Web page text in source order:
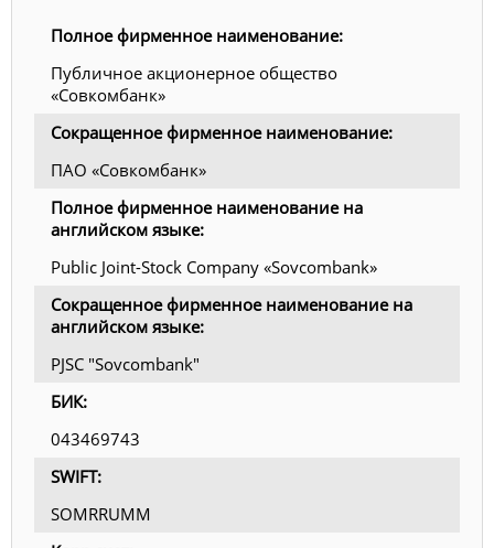
Полное фирменное наименование:
Публичное акционерное общество
«Совкомбанк»
Сокращенное фирменное наименование:
ПАО «Совкомбанк»
Полное фирменное наименование на
английском языке:
Public Joint-Stock Company «Sovcombank»
Сокращенное фирменное наименование на
английском языке:
PJSC "Sovcombank"
БИК:
043469743
SWIFT:
SOMRRUMM